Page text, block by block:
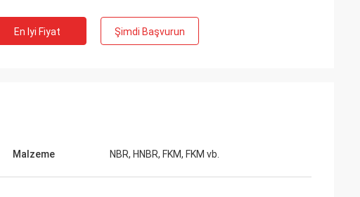
En Iyi Fiyat Şimdi Başvurun
Malzeme NBR, HNBR, FKM, FKM vb.